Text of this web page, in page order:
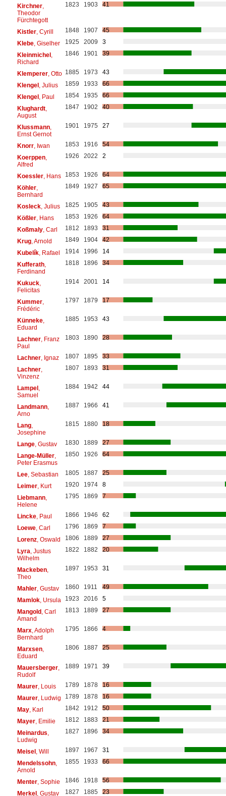
Kirchner,
Theodor
Fürchtegott
1823 1903 41
Kistler, Cyrill 1848 1907
45
Klebe, Giselher 1925 2009
3
Kleinmichel,
Richard
1846 1901 39
Klemperer, Otto 1885 1973
43
Klengel, Julius 1859 1933
66
Klengel, Paul 1854 1935
66
Klughardt,
August
1847 1902 40
Klussmann,
Ernst Gernot
1901 1975 27
Knorr, Iwan 1853 1916
54
Koerppen,
Alfred
1926 2022 2
Koessler, Hans 1853 1926
64
Köhler,
Bernhard
1849 1927 65
Kosleck, Julius 1825 1905
43
Kößler, Hans 1853 1926
64
Koßmaly, Carl 1812 1893
31
Krug, Arnold 1849 1904
42
Kubelík, Rafael 1914 1996
14
Kufferath,
Ferdinand
1818 1896 34
Kukuck,
Felicitas
1914 2001 14
Kummer,
Frédéric
1797 1879 17
Künneke,
Eduard
1885 1953 43
Lachner, Franz
Paul
1803 1890 28
Lachner, Ignaz 1807 1895
33
Lachner,
Vinzenz
1807 1893 31
Lampel,
Samuel
1884 1942 44
Landmann,
Arno
1887 1966 41
Lang,
Josephine
1815 1880 18
Lange, Gustav 1830 1889
27
Lange-Müller,
Peter Erasmus
1850 1926 64
Lee, Sebastian 1805 1887
25
Leimer, Kurt 1920 1974
8
Liebmann,
Helene
1795 1869 7
Lincke, Paul 1866 1946
62
Loewe, Carl 1796 1869
7
Lorenz, Oswald 1806 1889
27
Lyra , Justus
Wilhelm
1822 1882 20
Mackeben,
Theo
1897 1953 31
Mahler, Gustav 1860 1911
49
Mamlok, Ursula 1923 2016
5
Mangold, Carl
Amand
1813 1889 27
Marx, Adolph
Bernhard
1795 1866 4
Marxsen,
Eduard
1806 1887 25
Mauersberger,
Rudolf
1889 1971 39
Maurer, Louis 1789 1878
16
Maurer, Ludwig 1789 1878
16
May, Karl 1842 1912
50
Mayer, Emilie 1812 1883
21
Meinardus
Ludwig
1827 1896 34
Meisel, Will 1897 1967
31
Mendelssohn,
Arnold
1855 1933 66
Menter, Sophie 1846 1918
56
Merkel, Gustav 1827 1885 23